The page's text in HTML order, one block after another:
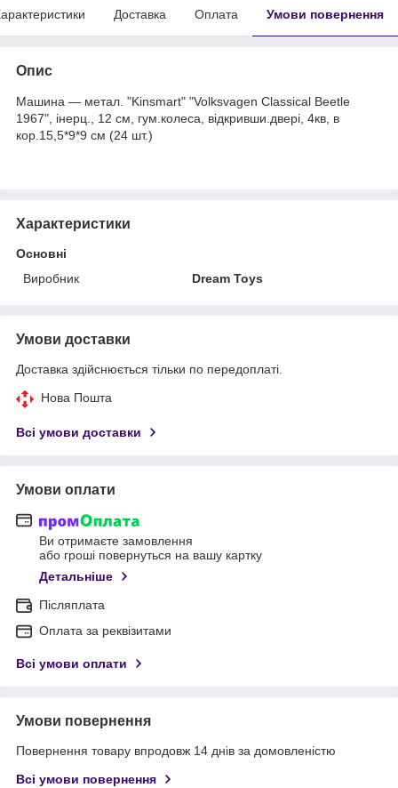
Доставка Оплата Умови повернення
Опис
Машина — метал. "Kinsmart" "Volksvagen Classical Beetle
1967", інерц., 12 см, гум.колеса, відкривши.двері, 4кв, в
кор.15,5*9*9 см (24 шт.)
Характеристики
Основні
Виробник
Dream Toys
Умови доставки
Доставка здійснюється тільки по передоплаті.
Нова Пошта
Всі умови доставки
Умови оплати
Ви отримаєте замовлення
або гроші повернуться на вашу картку
Детальніше
Післяплата
Оплата за реквізитами
Всі умови оплати
Умови повернення
Повернення товару впродовж 14 днів за домовленістю
Всі умови повернення